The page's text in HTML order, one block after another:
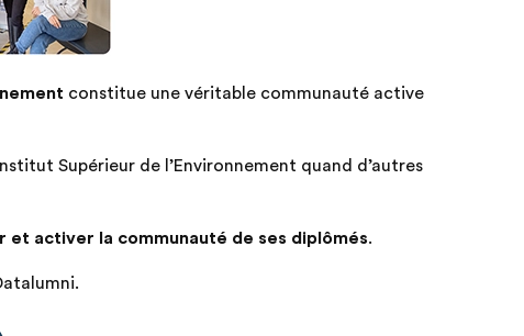
constitue une véritable communauté active
Supérieur de l’Environnement quand d’autres
et activer la communauté de ses diplômés.